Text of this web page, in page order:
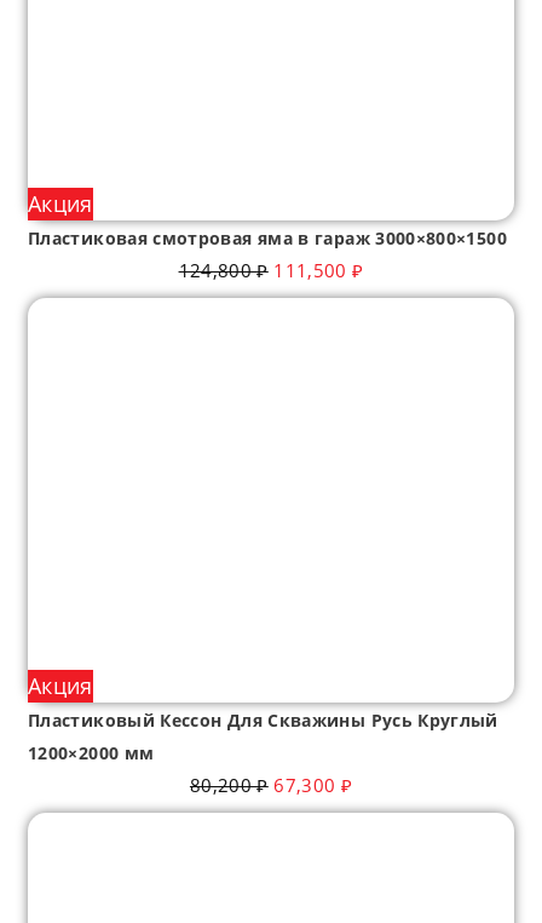
Акция
Пластиковая смотровая яма в гараж 3000×800×1500
124,800₽ 111,500₽
Акция
Пластиковый Кессон Для Скважины Русь Круглый
1200×2000 мм
80,200₽ 67,300 ₽